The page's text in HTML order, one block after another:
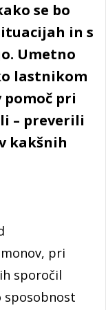
se bo
in s
Umetno
lastnikom
pri
– preverili
kakšnih
pri
sporočil
sposobnost